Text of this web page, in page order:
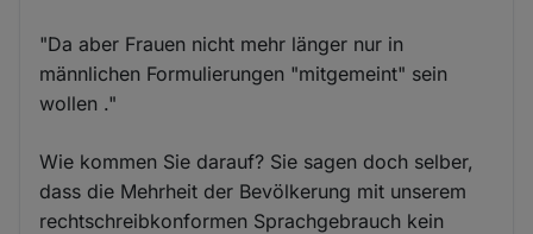
"Da aber Frauen nicht mehr länger nur in
männlichen Formulierungen "mitgemeint" sein
wollen ."
Wie kommen Sie darauf? Sie sagen doch selber,
dass die Mehrheit der Bevölkerung mit unserem
rechtschreibkonformen Sprachgebrauch kein